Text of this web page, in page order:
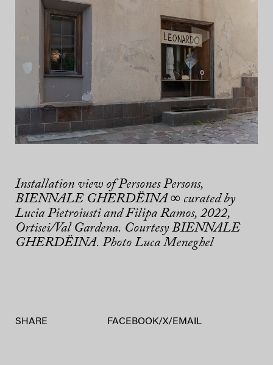
Installation view of Persones Persons,
BIENNALE GHERDËINA ∞ curated by
Lucia Pietroiusti and Filipa Ramos, 2022,
Ortisei/Val Gardena. Courtesy BIENNALE
GHERDËINA. Photo Luca Meneghel
SHARE FACEBOOK/X/ EMAIL